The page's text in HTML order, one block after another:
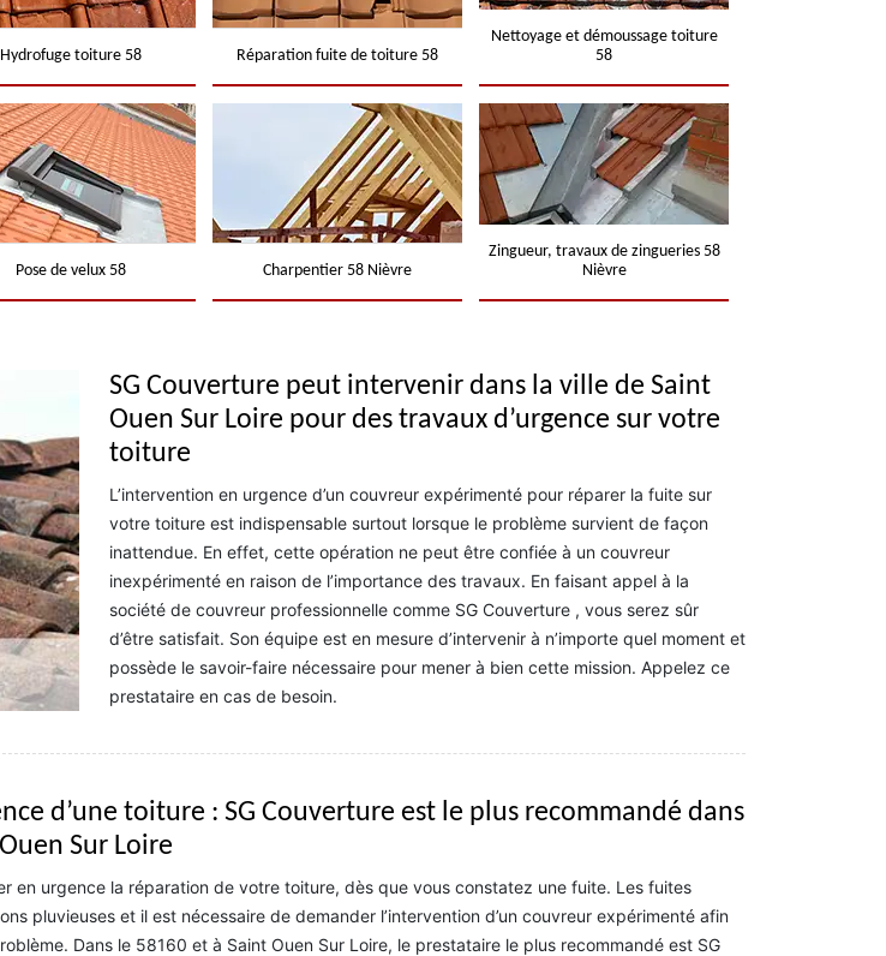
Hydrofuge toiture 58 Réparation fuite de toiture 58
Nettoyage et démoussage toiture
58
Pose de velux 58 Charpentier 58 Nièvre
Zingueur, travaux de zingueries 58
Nièvre
SG Couverture peut intervenir dans la ville de Saint
Ouen Sur Loire pour des travaux d’urgence sur votre
toiture
L’intervention en urgence d’un couvreur expérimenté pour réparer la fuite sur
votre toiture est indispensable surtout lorsque le problème survient de façon
inattendue. En effet, cette opération ne peut être confiée à un couvreur
inexpérimenté en raison de l’importance des travaux. En faisant appel à la
société de couvreur professionnelle comme SG Couverture , vous serez sûr
d’être satisfait. Son équipe est en mesure d’intervenir à n’importe quel moment et
possède le savoir-faire nécessaire pour mener à bien cette mission. Appelez ce
prestataire en cas de besoin.
d’une toiture : SG Couverture est le plus recommandé dans
Sur Loire
en urgence la réparation de votre toiture, dès que vous constatez une fuite. Les fuites
pluvieuses et il est nécessaire de demander l’intervention d’un couvreur expérimenté afin
Dans le 58160 et à Saint Ouen Sur Loire, le prestataire le plus recommandé est SG